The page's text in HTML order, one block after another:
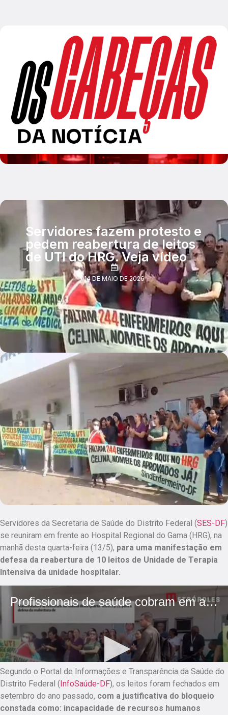
Servidores fazem protesto e
pedem reabertura de leitos
de UTI do HRG. Veja vídeo
14 DE MAIO DE 2026
Servidores da Secretaria de Saúde do Distrito Federal (SES-DF)
se reuniram em frente ao Hospital Regional do Gama (HRG), na
manhã desta quarta-feira (13/5), para uma manifestação em
defesa da reabertura de 10 leitos de Unidade de Terapia
Intensiva da unidade hospitalar.
Segundo o Portal de Informações e Transparência da Saúde do
Distrito Federal (InfoSaúde-DF), os leitos foram fechados em
setembro do ano passado, com a justificativa do bloqueio
constada como: incapacidade de recursos humanos